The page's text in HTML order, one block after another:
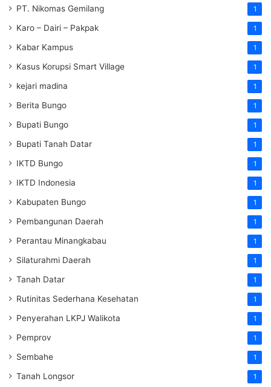
PT. Nikomas Gemilang 1
Karo – Dairi – Pakpak 1
Kabar Kampus 1
Kasus Korupsi Smart Village 1
kejari madina 1
Berita Bungo 1
Bupati Bungo 1
Bupati Tanah Datar 1
IKTD Bungo 1
IKTD Indonesia 1
Kabupaten Bungo 1
Pembangunan Daerah 1
Perantau Minangkabau 1
Silaturahmi Daerah 1
Tanah Datar 1
Rutinitas Sederhana Kesehatan 1
Penyerahan LKPJ Walikota 1
Pemprov 1
Sembahe 1
Tanah Longsor 1